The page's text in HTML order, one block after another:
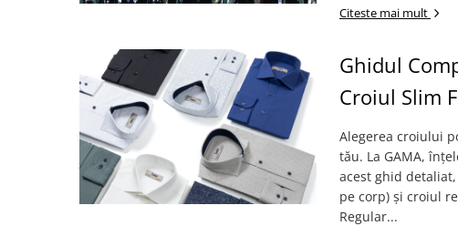
Citeste mai mult
Ghidul
Croiul Slim
Alegerea croiului
tău. La GAMA,
acest ghid
pe corp) și croiul
Regular...